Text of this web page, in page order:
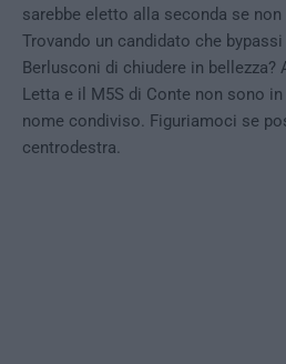
sarebbe eletto alla seconda se
Trovando un candidato che
Berlusconi di chiudere in
Letta e il M5S di Conte non sono
nome condiviso. Figuriamoci se
centrodestra.